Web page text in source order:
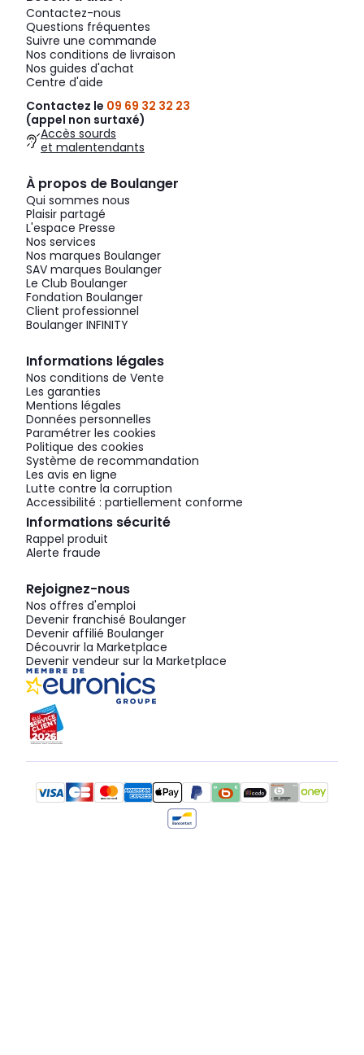
Contactez-nous
Questions fréquentes
Suivre une commande
Nos conditions de livraison
Nos guides d'achat
Centre d'aide
Contactez le 09 69 32 32 23
(appel non surtaxé)
Accès sourds
et malentendants
À propos de Boulanger
Qui sommes nous
Plaisir partagé
L'espace Presse
Nos services
Nos marques Boulanger
SAV marques Boulanger
Le Club Boulanger
Fondation Boulanger
Client professionnel
Boulanger INFINITY
Informations légales
Nos conditions de Vente
Les garanties
Mentions légales
Données personnelles
Paramétrer les cookies
Politique des cookies
Système de recommandation
Les avis en ligne
Lutte contre la corruption
Accessibilité : partiellement conforme
Informations sécurité
Rappel produit
Alerte fraude
Rejoignez-nous
Nos offres d'emploi
Devenir franchisé Boulanger
Devenir affilié Boulanger
Découvrir la Marketplace
Devenir vendeur sur la Marketplace